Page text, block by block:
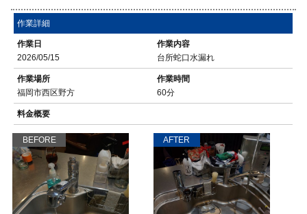
作業詳細
作業日
2026/05/15
作業内容
台所蛇口水漏れ
作業場所
福岡市西区野方
作業時間
60分
料金概要
BEFORE AFTER